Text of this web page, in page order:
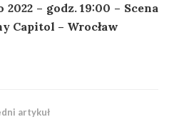
– godz. 19:00 – Scena
Capitol – Wrocław
artykuł